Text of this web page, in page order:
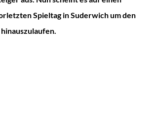
Spieltag in Suderwich um den